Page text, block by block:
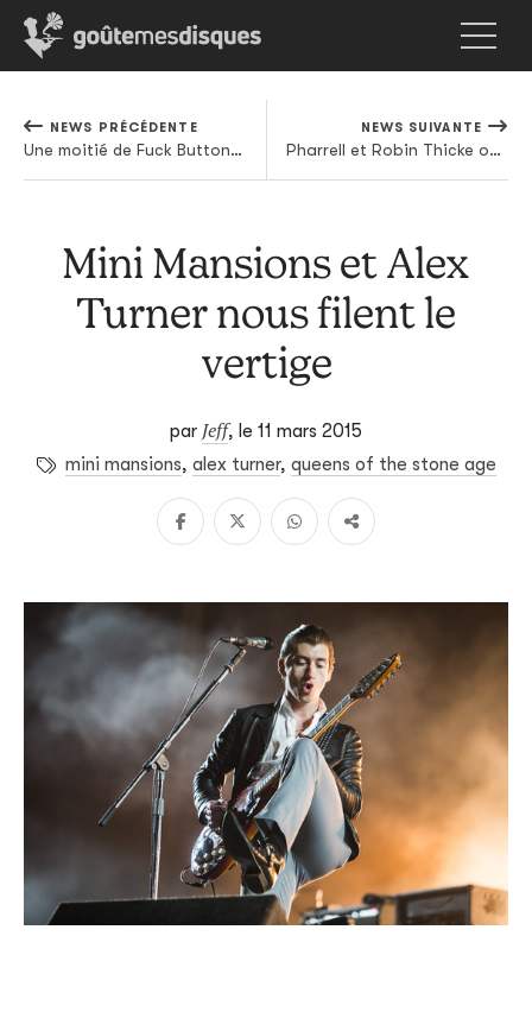
NEWS PRÉCÉDENTE
Une moitié de Fuck Buttons nous a pondu un EP sur Game Boy
NEWS SUIVANTE
Pharrell et Robin Thicke ont bien copié Marvin Gaye sur Blurred Lines
Mini Mansions et Alex
Turner nous filent le
vertige
par Jeff, le 11 mars 2015
mini mansions, alex turner, queens of the stone age